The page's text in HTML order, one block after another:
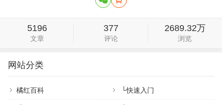
5196
文章
377
评论
2689.32万
浏览
网站分类
橘红百科 └快速入门